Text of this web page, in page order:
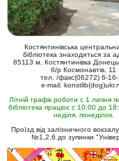
Костянтинівська
бібліотека знаходиться за
85113 м. Костянтинівка
б/р Космонавтів, 11
тел. /факс(06272) 6-
e-mail:
Літній графік роботи с 1 липня
бібліотека працює с 10:00 до
неділя, понеділок.
Проїзд від залізничного
№1,2,6 до зупинки